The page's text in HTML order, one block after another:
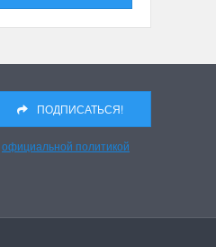
ПОДПИСАТЬСЯ!
официальной политикой